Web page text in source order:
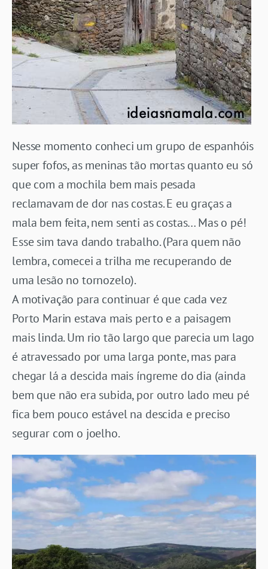
Nesse momento conheci um grupo de espanhóis
super fofos, as meninas tão mortas quanto eu só
que com a mochila bem mais pesada
reclamavam de dor nas costas. E eu graças a
mala bem feita, nem senti as costas… Mas o pé!
Esse sim tava dando trabalho. (Para quem não
lembra, comecei a trilha me recuperando de
uma lesão no tornozelo).
A motivação para continuar é que cada vez
Porto Marin estava mais perto e a paisagem
mais linda. Um rio tão largo que parecia um lago
é atravessado por uma larga ponte, mas para
chegar lá a descida mais íngreme do dia (ainda
bem que não era subida, por outro lado meu pé
fica bem pouco estável na descida e preciso
segurar com o joelho.